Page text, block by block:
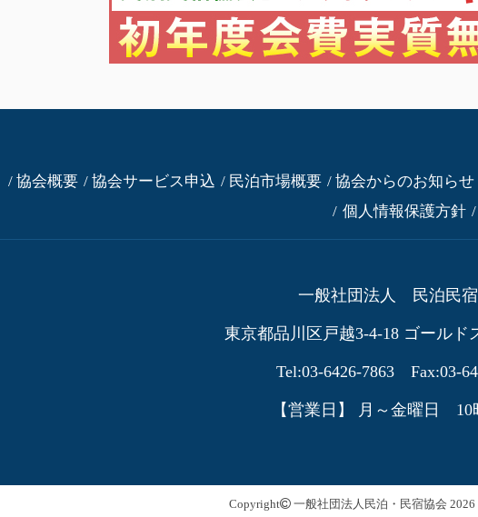
協会概要 協会サービス申込 民泊市場概要 協会からのお知らせ
個人情報保護方針
一般社団法人 民泊民
東京都品川区戸越3-4-18 ゴールド
Tel:03-6426-7863 Fax:03-
【営業日】 月～金曜日 10
Copyright 一般社団法人民泊・民宿協会 2026